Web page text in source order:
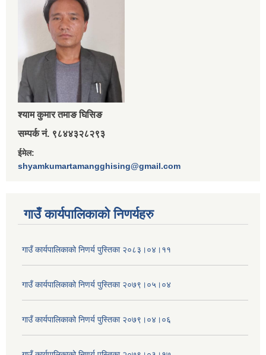
श्‍याम कुमार तमाङ घिसिङ
सम्पर्क नं. ९८४४३२८२९३
ईमेल:
shyamkumartamangghising@gmail.com
गाउँ कार्यपालिकाकाे निणर्यहरु
गाउँ कार्यपालिकाको निणर्य पुस्तिका २०८३।०४।११
गाउँ कार्यपालिकाको निणर्य पुस्तिका २०७९।०५।०४
गाउँ कार्यपालिकाको निणर्य पुस्तिका २०७९।०४।०६